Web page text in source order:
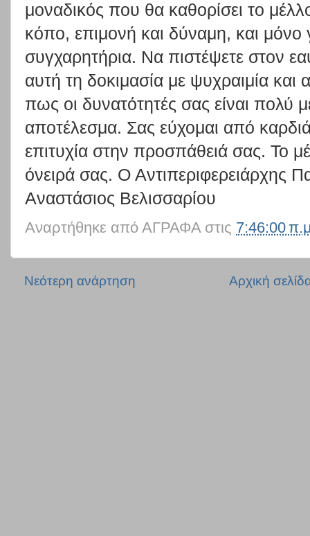
μοναδικός που θα καθορίσει το
κόπο, επιμονή και δύναμη, και μόνο
συγχαρητήρια. Να πιστέψετε στον
αυτή τη δοκιμασία με ψυχραιμία και
πως οι δυνατότητές σας είναι πολύ
αποτέλεσμα. Σας εύχομαι από
επιτυχία στην προσπάθειά σας. Το
όνειρά σας. Ο Αντιπεριφερειάρχης
Αναστάσιος Βελισσαρίου
Αναρτήθηκε από ΑΓΡΑΦΑ στις 7:46:00
Νεότερη ανάρτηση Αρχική